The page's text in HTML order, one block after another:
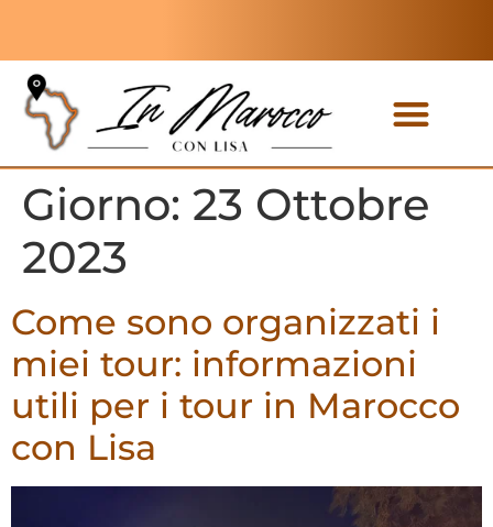
Giorno: 23 Ottobre
2023
Come sono organizzati i
miei tour: informazioni
utili per i tour in Marocco
con Lisa